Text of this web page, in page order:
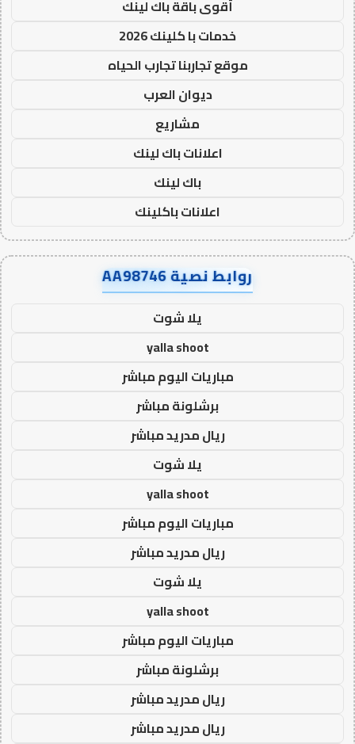
أقوى باقة باك لينك
خدمات با كلينك 2026
موقع تجاربنا تجارب الحياه
ديوان العرب
مشاريع
اعلانات باك لينك
باك لينك
اعلانات باكلينك
روابط نصية AA98746
يلا شوت
yalla shoot
مباريات اليوم مباشر
برشلونة مباشر
ريال مدريد مباشر
يلا شوت
yalla shoot
مباريات اليوم مباشر
ريال مدريد مباشر
يلا شوت
yalla shoot
مباريات اليوم مباشر
برشلونة مباشر
ريال مدريد مباشر
ريال مدريد مباشر